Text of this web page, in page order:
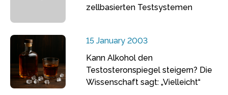
zellbasierten Testsystemen
15 January 2003
Kann Alkohol den
Testosteronspiegel steigern? Die
Wissenschaft sagt: „Vielleicht“